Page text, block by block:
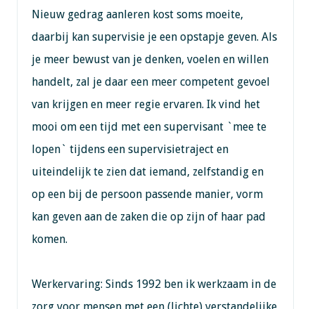
Nieuw gedrag aanleren kost soms moeite,
daarbij kan supervisie je een opstapje geven. Als
je meer bewust van je denken, voelen en willen
handelt, zal je daar een meer competent gevoel
van krijgen en meer regie ervaren. Ik vind het
mooi om een tijd met een supervisant `mee te
lopen` tijdens een supervisietraject en
uiteindelijk te zien dat iemand, zelfstandig en
op een bij de persoon passende manier, vorm
kan geven aan de zaken die op zijn of haar pad
komen.
Werkervaring: Sinds 1992 ben ik werkzaam in de